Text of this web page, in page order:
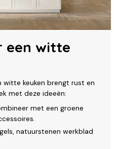
een witte
witte keuken brengt rust en
met deze ideeën:
met een groene
natuurstenen werkblad